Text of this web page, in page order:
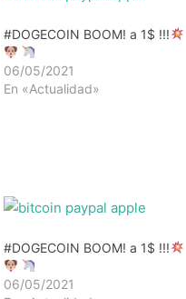
#DOGECOIN​ BOOM! a 1$ !!!
06/05/2021
En «Actualidad»
#DOGECOIN​ BOOM! a 1$ !!!
06/05/2021